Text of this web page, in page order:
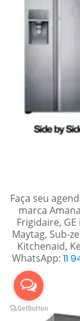
Faça seu
marca
Frigidaire,
Maytag, Sub-
Kitchenaid,
WhatsApp: 11